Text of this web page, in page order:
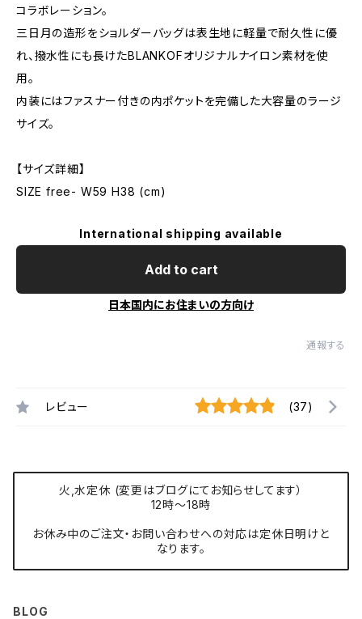
コラボレーション。
三日月の造形をショルダーバッグは表生地に軽量で耐久性に優
れ、撥水性にも長けたBLANKOFオリジナルナイロン素材を使
用。
内装にはファスナー付きの内ポケットを完備した大容量のラージ
サイズ。
【サイズ詳細】
SIZE free- W59 H38 (cm)
International shipping available
Add to cart
日本国内にお住まいの方向け
通報する
レビュー (37)
火,水定休 (変更はブログにてお知らせしてます）
12時〜18時
お休み中のご注文・お問い合わせへの対応は定休日明けと
なります。
BLOG